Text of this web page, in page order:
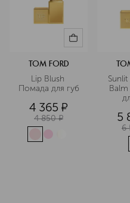
TOM FORD
Lip Blush
Помада для губ
4 365 ¤
4 850 ¤
Balm
5
6